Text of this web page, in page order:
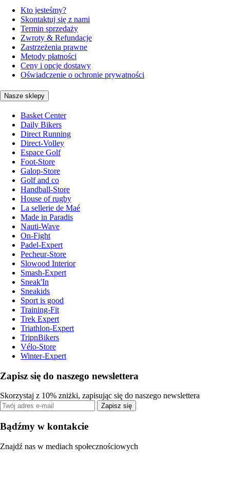
Kto jesteśmy?
Skontaktuj się z nami
Termin sprzedaży
Zwroty & Refundacje
Zastrzeżenia prawne
Metody płatności
Ceny i opcje dostawy
Oświadczenie o ochronie prywatności
Nasze sklepy
Basket Center
Daily Bikers
Direct Running
Direct-Volley
Espace Golf
Foot-Store
Galop-Store
Golf and co
Handball-Store
House of rugby
La sellerie de Maé
Made in Paradis
Nauti-Wave
On-Fight
Padel-Expert
Pecheur-Store
Slowood Interior
Smash-Expert
Sneak'In
Sneakids
Sport is good
Training-Fit
Trek Expert
Triathlon-Expert
TripnBikers
Vélo-Store
Winter-Expert
Zapisz się do naszego newslettera
Skorzystaj z 10% zniżki, zapisując się do naszego newslettera
Zapisz się
Bądźmy w kontakcie
Znajdź nas w mediach społecznościowych